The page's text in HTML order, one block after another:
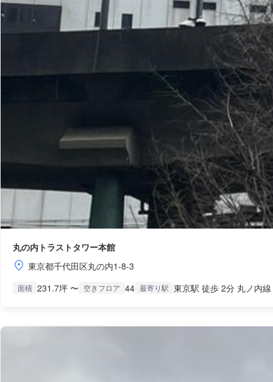
丸の内トラストタワー本館
東京都千代田区丸の内1-8-3
面積 231.7坪 〜 空きフロア 44 最寄り駅 東京駅 徒歩 2分 丸ノ内